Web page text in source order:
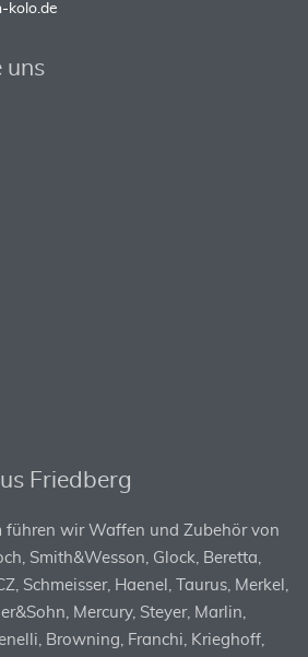
kolo.de
uns
Friedberg
führen wir Waffen und Zubehör von
Smith&Wesson, Glock, Beretta,
Schmeisser, Haenel, Taurus, Merkel,
Mercury, Steyer, Marlin,
Browning, Franchi, Krieghoff,